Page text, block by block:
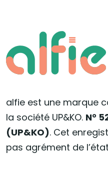
alfie est une marque
la société UP&KO. N°
(UP&KO). Cet
pas agrément de